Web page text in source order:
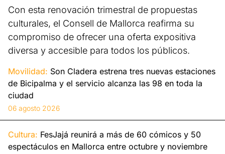
Con esta renovación trimestral de propuestas
culturales, el Consell de Mallorca reafirma su
compromiso de ofrecer una oferta expositiva
diversa y accesible para todos los públicos.
Movilidad: Son Cladera estrena tres nuevas estaciones
de Bicipalma y el servicio alcanza las 98 en toda la
ciudad
06 agosto 2026
Cultura: FesJajá reunirá a más de 60 cómicos y 50
espectáculos en Mallorca entre octubre y noviembre